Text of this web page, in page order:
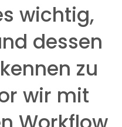
wichtig,
dessen
zu
wir mit